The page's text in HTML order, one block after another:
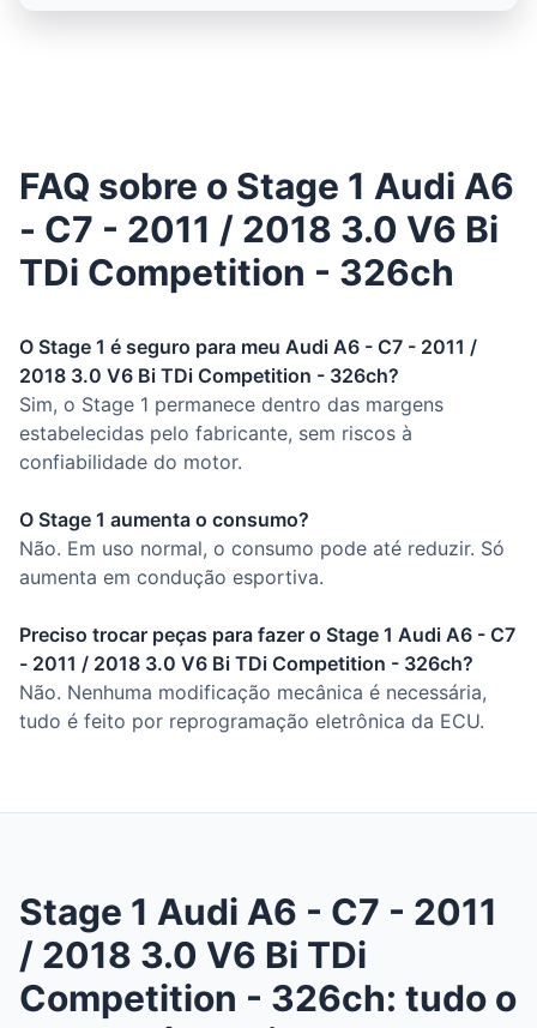
FAQ sobre o Stage 1 Audi A6
- C7 - 2011 / 2018 3.0 V6 Bi
TDi Competition - 326ch
O Stage 1 é seguro para meu Audi A6 - C7 - 2011 /
2018 3.0 V6 Bi TDi Competition - 326ch?
Sim, o Stage 1 permanece dentro das margens
estabelecidas pelo fabricante, sem riscos à
confiabilidade do motor.
O Stage 1 aumenta o consumo?
Não. Em uso normal, o consumo pode até reduzir. Só
aumenta em condução esportiva.
Preciso trocar peças para fazer o Stage 1 Audi A6 - C7
- 2011 / 2018 3.0 V6 Bi TDi Competition - 326ch?
Não. Nenhuma modificação mecânica é necessária,
tudo é feito por reprogramação eletrônica da ECU.
Stage 1 Audi A6 - C7 - 2011
/ 2018 3.0 V6 Bi TDi
Competition - 326ch: tudo o